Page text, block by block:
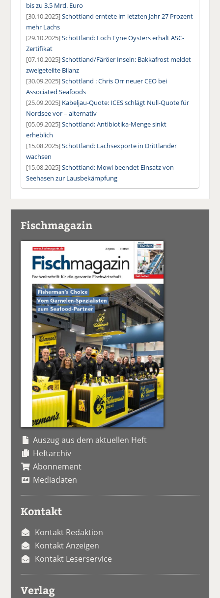
bis zu 3,5 Mrd. Euro
[30.10.2025]Schottland erntete im letzten Jahr 27 Prozent
mehr Lachs
[29.10.2025]Schottland: Loch Fyne Oysters erhält ASC-
Zertifikat
[07.10.2025]Schottland/Färöer Inseln: Bakkafrost meldet
zweigeteilte Bilanz
[30.09.2025]Schottland : Chris Orr neuer CEO bei
Associated Seafoods
[25.09.2025] Kabeljau-Quote: ICES schlägt Null-Quote für
Nordsee vor – alternativ
[05.09.2025]Schottland: Antibiotika-Menge sinkt
erheblich
[15.08.2025]Schottland: Lachsexporte in Drittländer
wachsen
[15.08.2025]Schottland: Mowi beendet Einsatz von
Seehasen zur Lausbekämpfung
Fischmagazin
Auszug aus dem aktuellen Heft
Heftarchiv
Abonnement
Mediadaten
Kontakt
Kontakt Redaktion
Kontakt Anzeigen
Kontakt Leserservice
Verlag